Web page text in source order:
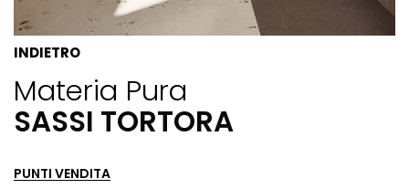
INDIETRO
Materia Pura
SASSI TORTORA
PUNTI VENDITA